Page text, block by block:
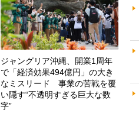
ジャングリア沖縄、開業1周年
で「経済効果494億円」の大き
なミスリード 事業の苦戦を覆
い隠す“不透明すぎる巨大な数
字”